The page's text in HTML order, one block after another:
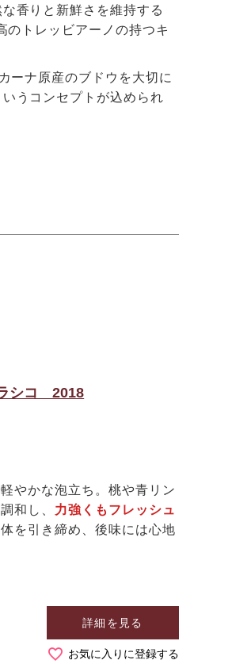
香りと新鮮さを維持する
トレッビアーノの持つキ
ーナ原産のブドウを大切に
うコンセプトが込められ
シコ 2018
やかな泡立ち。桃や青リン
和し、 力強くもフレッシュ
を引き締め、後味には心地
詳細を見る
お気に入りに登録する